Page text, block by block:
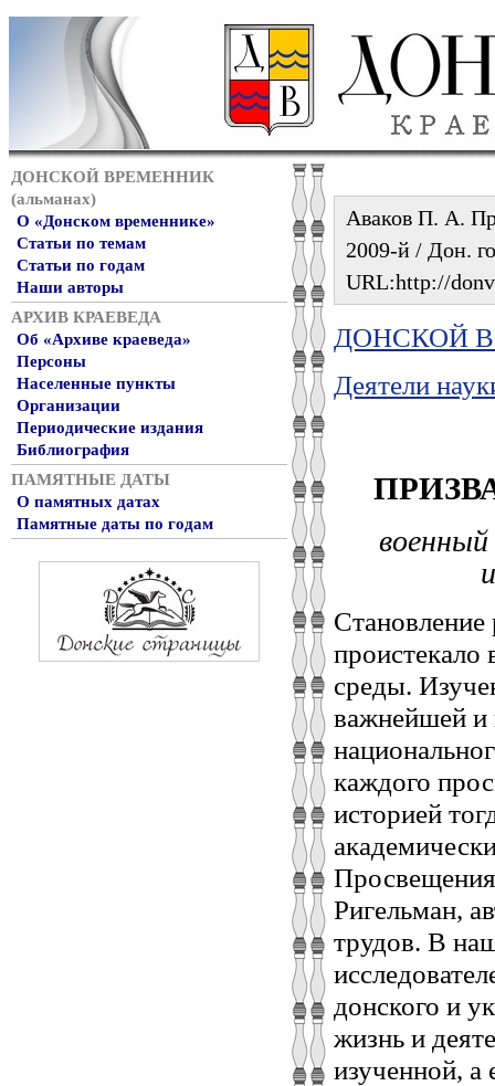
ДОНСКОЙ ВРЕМЕННИК
(альманах)
О «Донском временнике»
Статьи по темам
Статьи по годам
Наши авторы
АРХИВ КРАЕВЕДА
Об «Архиве краеведа»
Персоны
Населенные пункты
Организации
Периодические издания
Библиография
ПАМЯТНЫЕ ДАТЫ
О памятных датах
Памятные даты по годам
Аваков П. А.
2009-й / Дон.
URL:http://
ДОНСКОЙ
Деятели
военный
Становление
проистекало
среды.
важнейшей и
каждого
историей
Ригельман,
трудов. В
донского и
жизнь и
изученной,